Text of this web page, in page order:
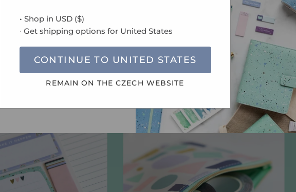
• Shop in USD($)
∙ Get shipping options for United States
CONTINUE TO UNITED STATES
REMAIN ON THECZECH WEBSITE
Poklady na stole
jenom, když je vaše kreativita podporována vašim pracovním prostředím.
v kanceláři nebo knihovně, tak vám se soustředěním pomůže mít na
pomocníky. Rozjasněte svůj den s našimi rásnýminovými doplňky
samolepek, lepících papírků, penálů, washi pásek až po pouzdra a penály.
s našimi
osobních údajů
SE